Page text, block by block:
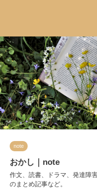
note
おかし｜note
作文、読書、ドラマ、発達障
のまとめ記事など。